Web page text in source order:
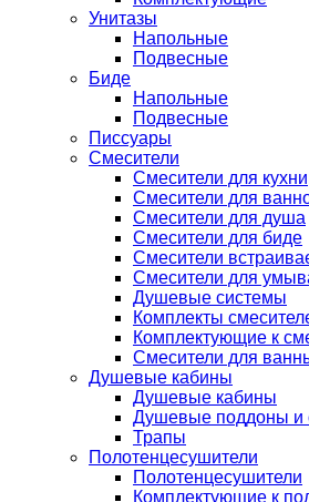
Унитазы
Напольные
Подвесные
Биде
Напольные
Подвесные
Писсуары
Смесители
Смесители для кухни
Смесители для
Смесители для душа
Смесители для биде
Смесители
Смесители для
Душевые системы
Комплекты
Комплектующие к
Смесители для
Душевые кабины
Душевые кабины
Душевые поддоны и
Трапы
Полотенцесушители
Полотенцесушители
Комплектующие к